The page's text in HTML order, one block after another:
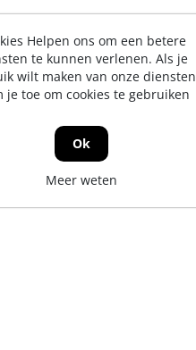
Helpen ons om een betere
te kunnen verlenen. Als je
wilt maken van onze diensten
je toe om cookies te gebruiken
Ok
Meer weten